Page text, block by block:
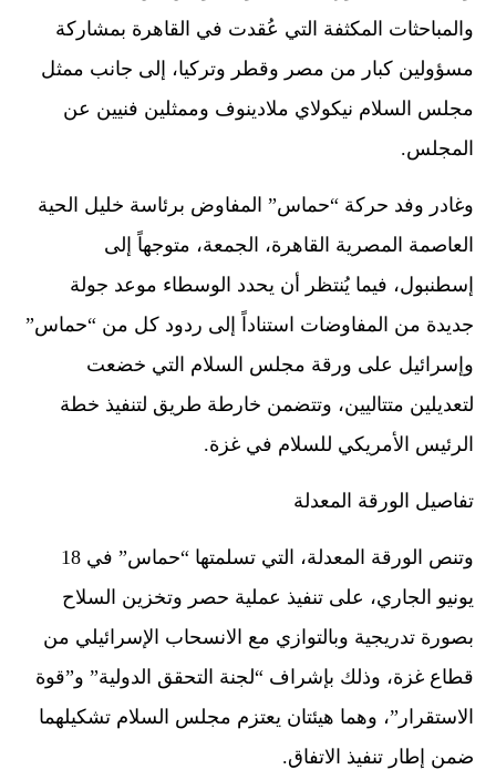
والمباحثات المكثفة التي عُقدت في القاهرة بمشاركة
مسؤولين كبار من مصر وقطر وتركيا، إلى جانب ممثل
مجلس السلام نيكولاي ملادينوف وممثلين فنيين عن
المجلس.
وغادر وفد حركة “حماس” المفاوض برئاسة خليل الحية
العاصمة المصرية القاهرة، الجمعة، متوجهاً إلى
إسطنبول، فيما يُنتظر أن يحدد الوسطاء موعد جولة
جديدة من المفاوضات استناداً إلى ردود كل من “حماس”
وإسرائيل على ورقة مجلس السلام التي خضعت
لتعديلين متتاليين، وتتضمن خارطة طريق لتنفيذ خطة
الرئيس الأمريكي للسلام في غزة.
تفاصيل الورقة المعدلة
وتنص الورقة المعدلة، التي تسلمتها “حماس” في 18
يونيو الجاري، على تنفيذ عملية حصر وتخزين السلاح
بصورة تدريجية وبالتوازي مع الانسحاب الإسرائيلي من
قطاع غزة، وذلك بإشراف “لجنة التحقق الدولية” و”قوة
الاستقرار”، وهما هيئتان يعتزم مجلس السلام تشكيلهما
ضمن إطار تنفيذ الاتفاق.